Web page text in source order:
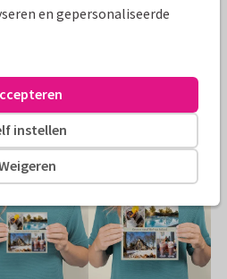
luxe papiersoorten
de kaart
en gepersonaliseerde
instellen